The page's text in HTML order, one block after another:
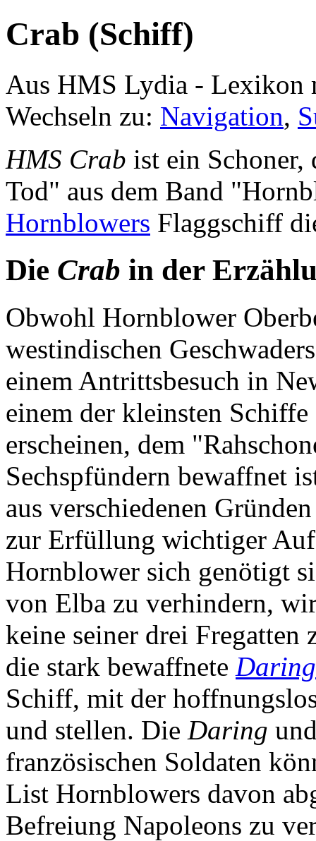
Crab (Schiff)
Aus HMS Lydia - Lexikon
Wechseln zu: Navigation,
HMS Crab ist ein Schoner,
Tod" aus dem Band
Hornblowers Flaggschiff
Die Crab in der
Obwohl Hornblower
westindischen
einem Antrittsbesuch in
einem der kleinsten Schiffe
erscheinen, dem
Sechspfündern bewaffnet
aus verschiedenen
zur Erfüllung wichtiger
Hornblower sich genötigt
von Elba zu verhindern,
keine seiner drei Fregatten
die stark bewaffnete Daring
Schiff, mit der
und stellen. Die Daring
französischen Soldaten
List Hornblowers davon
Befreiung Napoleons zu